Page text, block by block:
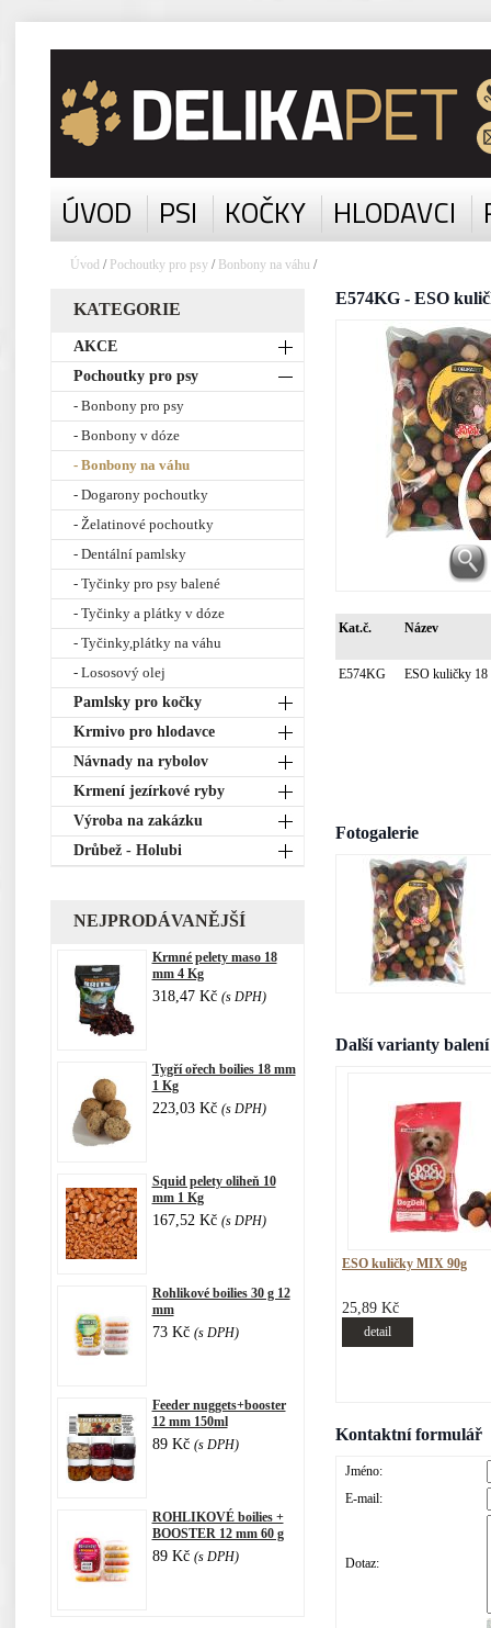
ÚVOD PSI KOČKY HLODAVCI
Úvod / Pochoutky pro psy / Bonbony na váhu /
KATEGORIE
AKCE
Pochoutky pro psy
- Bonbony pro psy
- Bonbony v dóze
- Bonbony na váhu
- Dogarony pochoutky
- Želatinové pochoutky
- Dentální pamlsky
- Tyčinky pro psy balené
- Tyčinky a plátky v dóze
- Tyčinky,plátky na váhu
- Lososový olej
Pamlsky pro kočky
Krmivo pro hlodavce
Návnady na rybolov
Krmení jezírkové ryby
Výroba na zakázku
Drůbež - Holubi
NEJPRODÁVANĚJŠÍ
Krmné pelety maso 18
mm 4 Kg
318,47 Kč (s DPH)
Tygří ořech boilies 18 mm
1 Kg
223,03 Kč (s DPH)
Squid pelety oliheň 10
mm 1 Kg
167,52 Kč (s DPH)
Rohlikové boilies 30 g 12
mm
73 Kč (s DPH)
Feeder nuggets+booster
12 mm 150ml
89 Kč (s DPH)
ROHLIKOVÉ boilies +
BOOSTER 12 mm 60 g
89 Kč (s DPH)
E574KG - ESO
Kat.č. Název
E574KG ESO kuličky
Fotogalerie
Další varianty balení
ESO kuličky MIX 90g
25,89 Kč
detail
Kontaktní formulář
Jméno:
E-mail:
Dotaz: